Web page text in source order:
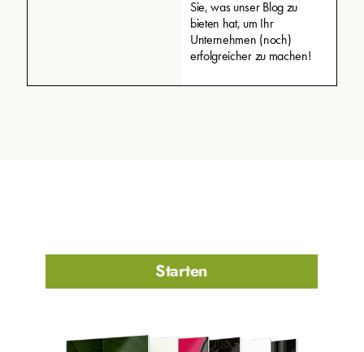
Sie, was unser Blog zu
bieten hat, um Ihr
Unternehmen (noch)
erfolgreicher zu machen!